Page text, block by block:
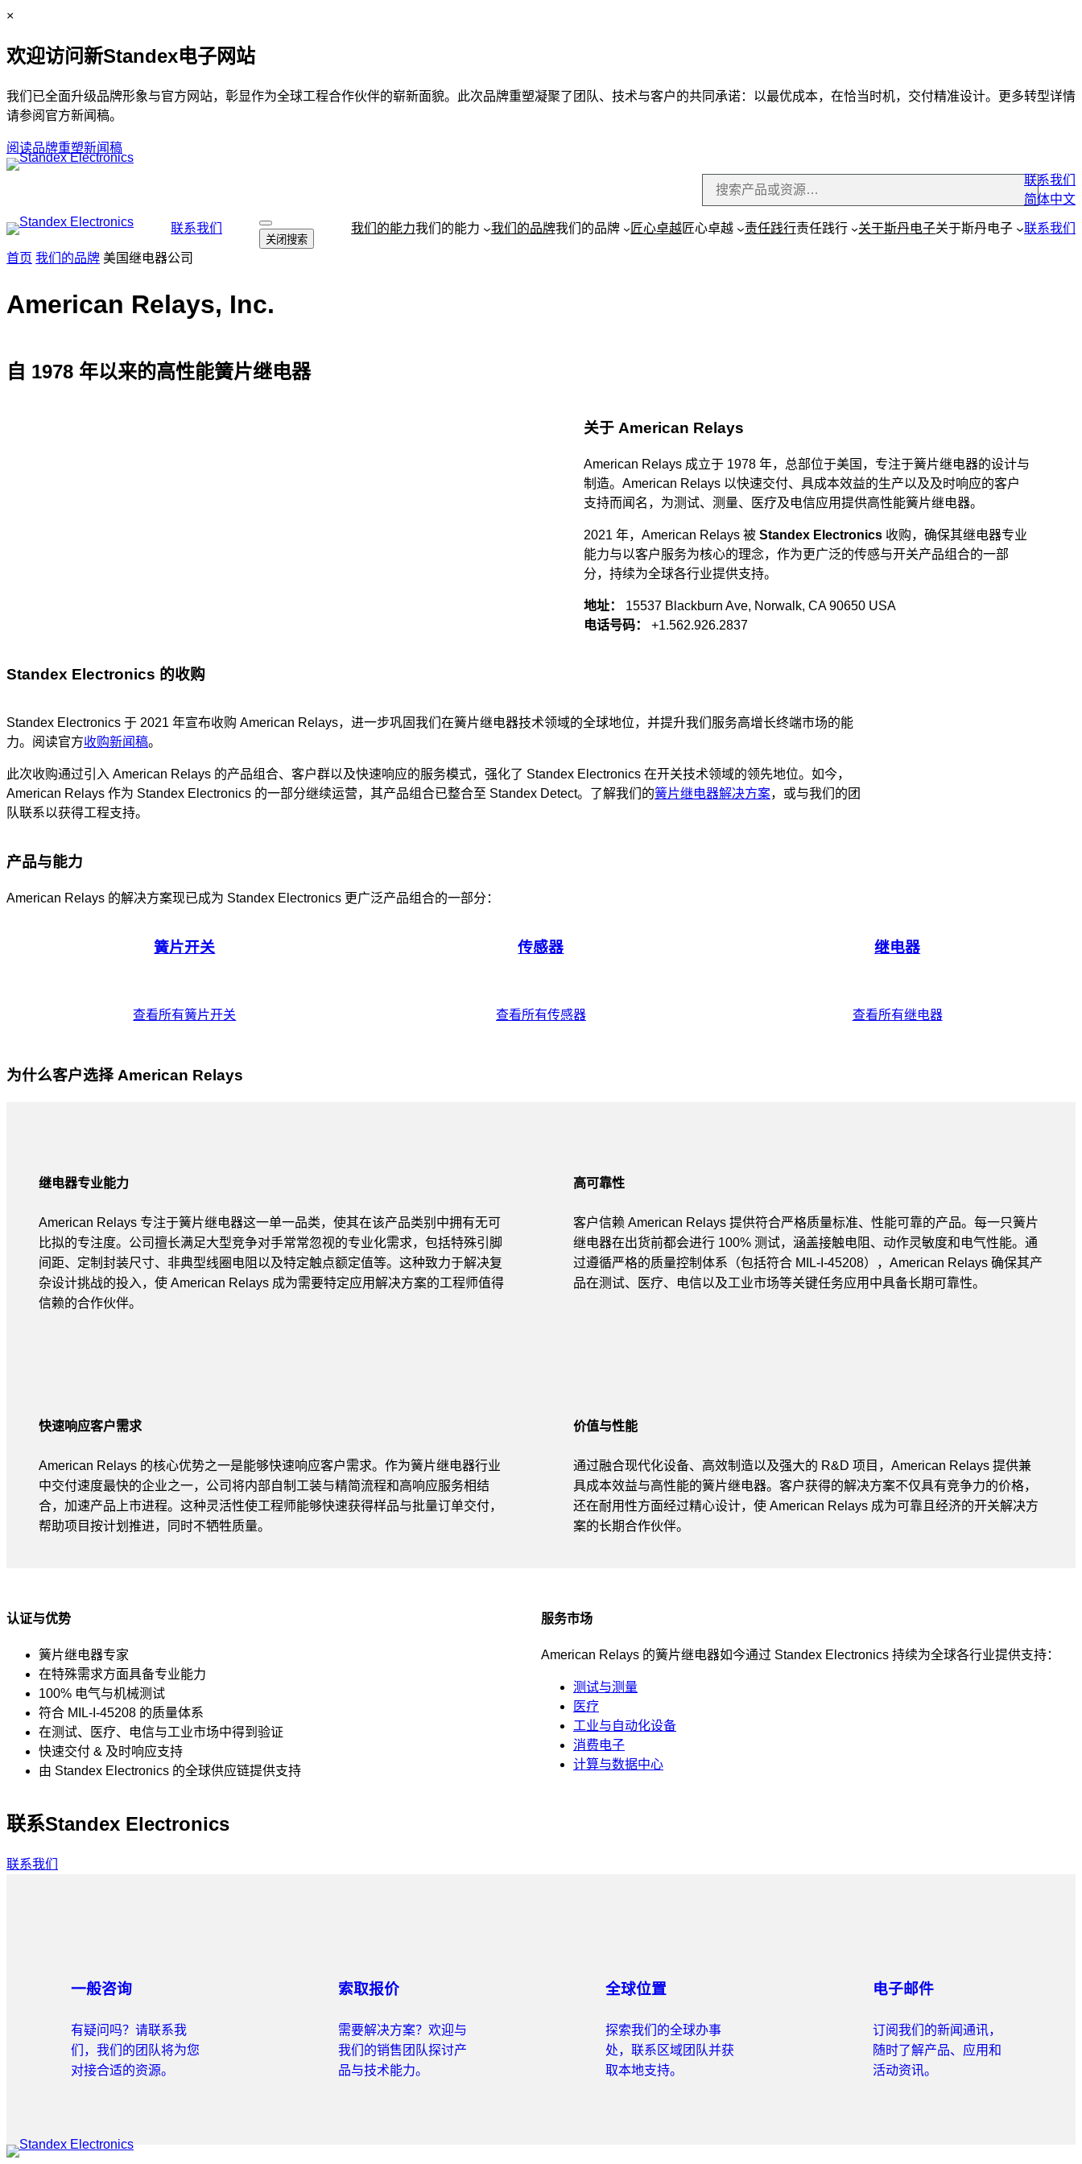
跳
内
C
o
e
×
欢迎访问新Standex电子网站
我们已全面升级品牌形象与官方网站，彰显作为全球工程合作伙伴的崭新面貌。此次品牌重塑凝聚了团队、技术与客户的共同承诺：以最优成本，在恰当时机，交付精准设计。更多转型详情
请参阅官方新闻稿。
阅读品牌重塑新闻稿
联系我们
简体中文
联系我们
打
开
关闭搜索
跳
我们的能力我们的能力 我们的品牌我们的品牌 匠心卓越匠心卓越 责任践行责任践行 关于斯丹电子关于斯丹电子 联系我们
首页 我们的品牌 美国继电器公司
American Relays, Inc.
自 1978 年以来的高性能簧片继电器
关于 American Relays
American Relays 成立于 1978 年，总部位于美国，专注于簧片继电器的设计与
制造。American Relays 以快速交付、具成本效益的生产以及及时响应的客户
支持而闻名，为测试、测量、医疗及电信应用提供高性能簧片继电器。
2021 年，American Relays 被Standex Electronics 收购，确保其继电器专业
能力与以客户服务为核心的理念，作为更广泛的传感与开关产品组合的一部
分，持续为全球各行业提供支持。
地址：
15537 Blackburn Ave, Norwalk, CA 90650 USA
电话号码：
+1.562.926.2837
Standex Electronics 的收购
Standex Electronics 于 2021 年宣布收购 American Relays，进一步巩固我们在簧片继电器技术领域的全球地位，并提升我们服务高增长终端市场的能
力。阅读官方收购新闻稿。
此次收购通过引入 American Relays 的产品组合、客户群以及快速响应的服务模式，强化了 Standex Electronics 在开关技术领域的领先地位。如今，
American Relays 作为 Standex Electronics 的一部分继续运营，其产品组合已整合至 Standex Detect。了解我们的簧片继电器解决方案，或与我们的团
队联系以获得工程支持。
产品与能力
American Relays 的解决方案现已成为 Standex Electronics 更广泛产品组合的一部分：
簧片开关
查看所有簧片开关
传感器
查看所有传感器
继电器
查看所有继电器
为什么客户选择 American Relays
继电器专业能力
American Relays 专注于簧片继电器这一单一品类，使其在该产品类别中拥有无可
比拟的专注度。公司擅长满足大型竞争对手常常忽视的专业化需求，包括特殊引脚
间距、定制封装尺寸、非典型线圈电阻以及特定触点额定值等。这种致力于解决复
杂设计挑战的投入，使 American Relays 成为需要特定应用解决方案的工程师值得
信赖的合作伙伴。
高可靠性
客户信赖 American Relays 提供符合严格质量标准、性能可靠的产品。每一只簧片
继电器在出货前都会进行 100% 测试，涵盖接触电阻、动作灵敏度和电气性能。通
过遵循严格的质量控制体系（包括符合 MIL-I-45208），American Relays 确保其产
品在测试、医疗、电信以及工业市场等关键任务应用中具备长期可靠性。
快速响应客户需求
American Relays 的核心优势之一是能够快速响应客户需求。作为簧片继电器行业
中交付速度最快的企业之一，公司将内部自制工装与精简流程和高响应服务相结
合，加速产品上市进程。这种灵活性使工程师能够快速获得样品与批量订单交付，
帮助项目按计划推进，同时不牺牲质量。
价值与性能
通过融合现代化设备、高效制造以及强大的 R&D 项目，American Relays 提供兼
具成本效益与高性能的簧片继电器。客户获得的解决方案不仅具有竞争力的价格，
还在耐用性方面经过精心设计，使 American Relays 成为可靠且经济的开关解决方
案的长期合作伙伴。
认证与优势
簧片继电器专家
在特殊需求方面具备专业能力
100% 电气与机械测试
符合 MIL-I-45208 的质量体系
在测试、医疗、电信与工业市场中得到验证
快速交付 & 及时响应支持
由 Standex Electronics 的全球供应链提供支持
服务市场
American Relays 的簧片继电器如今通过 Standex Electronics 持续为全球各行业提供支持：
测试与测量
医疗
工业与自动化设备
消费电子
计算与数据中心
联系Standex Electronics
联系我们
一般咨询
有疑问吗？请联系我
们，我们的团队将为您
对接合适的资源。
索取报价
需要解决方案？欢迎与
我们的销售团队探讨产
品与技术能力。
全球位置
探索我们的全球办事
处，联系区域团队并获
取本地支持。
电子邮件
订阅我们的新闻通讯，
随时了解产品、应用和
活动资讯。